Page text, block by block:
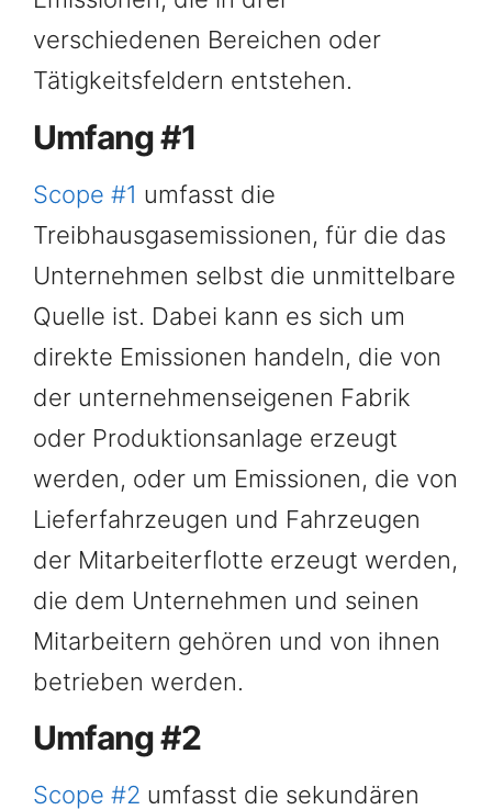
verschiedenen Bereichen oder
Tätigkeitsfeldern entstehen.
Umfang #1
Scope #1 umfasst die
Treibhausgasemissionen, für die das
Unternehmen selbst die unmittelbare
Quelle ist. Dabei kann es sich um
direkte Emissionen handeln, die von
der unternehmenseigenen Fabrik
oder Produktionsanlage erzeugt
werden, oder um Emissionen, die von
Lieferfahrzeugen und Fahrzeugen
der Mitarbeiterflotte erzeugt werden,
die dem Unternehmen und seinen
Mitarbeitern gehören und von ihnen
betrieben werden.
Umfang #2
Scope #2 umfasst die sekundären